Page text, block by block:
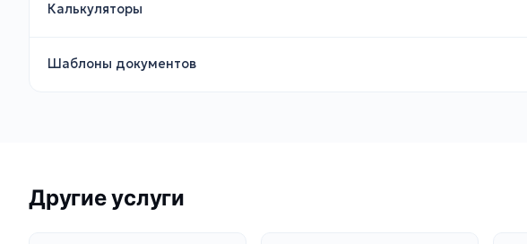
Калькуляторы
Шаблоны документов
Другие услуги